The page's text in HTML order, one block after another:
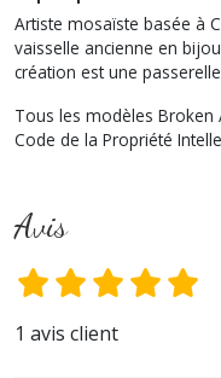
Artiste mosaïste basée à
vaisselle ancienne en
création est une
Tous les modèles Broken
Code de la Propriété
Avis
1 avis client